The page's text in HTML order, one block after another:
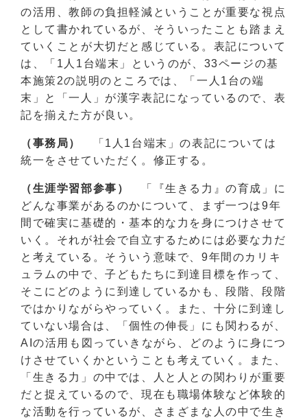
の活用、教師の負担軽減ということが重要な視点
として書かれているが、そういったことも踏まえ
ていくことが大切だと感じている。表記について
は、「1人1台端末」というのが、33ページの基
本施策2の説明のところでは、「一人1台の端
末」と「一人」が漢字表記になっているので、表
記を揃えた方が良い。
（事務局）
「1人1台端末」の表記については
統一をさせていただく。修正する。
（生涯学習部参事）
「『生きる力』の育成」に
どんな事業があるのかについて、まず一つは9年
間で確実に基礎的・基本的な力を身につけさせて
いく。それが社会で自立するためには必要な力だ
と考えている。そういう意味で、9年間のカリキ
ュラムの中で、子どもたちに到達目標を作って、
そこにどのように到達しているかも、段階、段階
ではかりながらやっていく。また、十分に到達し
ていない場合は、「個性の伸長」にも関わるが、
AIの活用も図っていきながら、どのように身につ
けさせていくかということも考えていく。また、
「生きる力」の中では、人と人との関わりが重要
だと捉えているので、現在も職場体験など体験的
な活動を行っているが、さまざまな人の中で生き